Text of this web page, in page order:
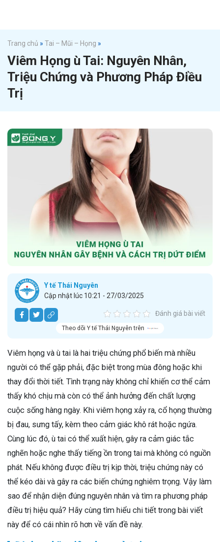
Trang chủ » Tai – Mũi – Họng »
Viêm Họng ù Tai: Nguyên Nhân,
Triệu Chứng và Phương Pháp Điều
Trị
Y tế Thái Nguyên
Cập nhật lúc 10:21 - 27/03/2025
Đánh giá bài viết
Theo dõi Y tế Thái Nguyên trên
Viêm họng và ù tai là hai triệu chứng phổ biến mà nhiều
người có thể gặp phải, đặc biệt trong mùa đông hoặc khi
thay đổi thời tiết. Tình trạng này không chỉ khiến cơ thể cảm
thấy khó chịu mà còn có thể ảnh hưởng đến chất lượng
cuộc sống hàng ngày. Khi viêm họng xảy ra, cổ họng thường
bị đau, sưng tấy, kèm theo cảm giác khô rát hoặc ngứa.
Cùng lúc đó, ù tai có thể xuất hiện, gây ra cảm giác tắc
nghẽn hoặc nghe thấy tiếng ồn trong tai mà không có nguồn
phát. Nếu không được điều trị kịp thời, triệu chứng này có
thể kéo dài và gây ra các biến chứng nghiêm trọng. Vậy làm
sao để nhận diện đúng nguyên nhân và tìm ra phương pháp
điều trị hiệu quả? Hãy cùng tìm hiểu chi tiết trong bài viết
này để có cái nhìn rõ hơn về vấn đề này.